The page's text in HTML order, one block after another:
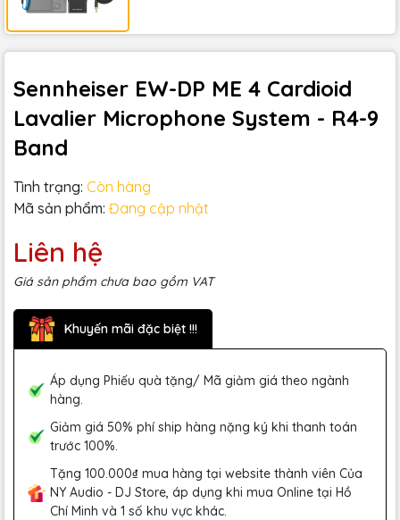
Sennheiser EW-DP ME 4 Cardioid
Lavalier Microphone System - R4-9
Band
Tình trạng: Còn hàng
Mã sản phẩm: Đang cập nhật
Liên hệ
Giá sản phẩm chưa bao gồm VAT
Khuyến mãi đặc biệt !!!
Áp dụng Phiếu quà tặng/ Mã giảm giá theo ngành
hàng.
Giảm giá 50% phí ship hàng nặng ký khi thanh toán
trước 100%.
Tặng 100.000₫ mua hàng tại website thành viên Của
NY Audio - DJ Store, áp dụng khi mua Online tại Hồ
Chí Minh và 1 số khu vực khác.